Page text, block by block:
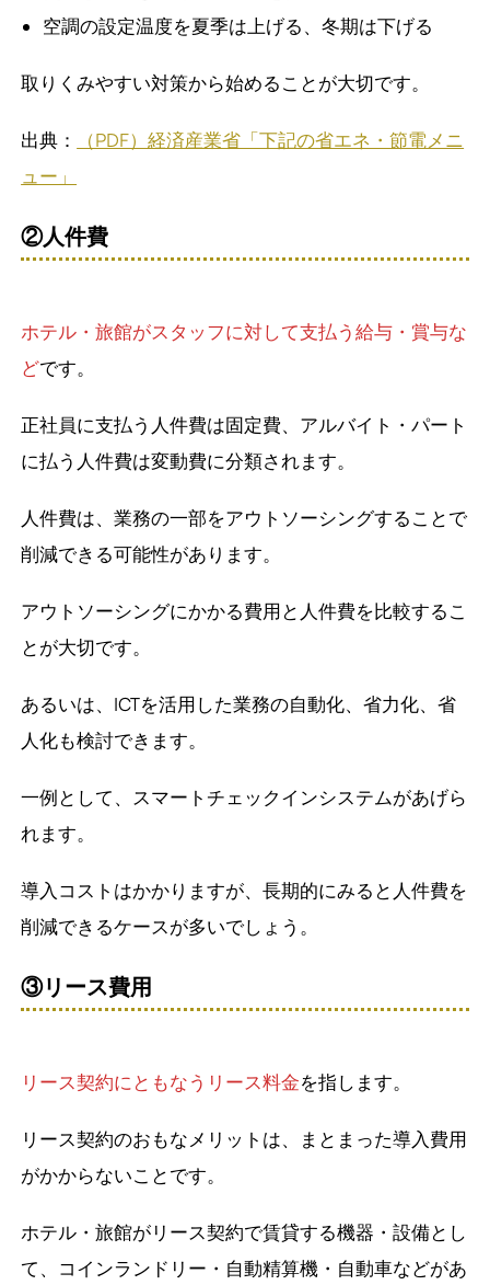
空調の設定温度を夏季は上げる、冬期は下げる
取りくみやすい対策から始めることが大切です。
出典：
（PDF）経済産業省「下記の省エネ・節電メニ
ュー」
②人件費
ホテル・旅館がスタッフに対して支払う給与・賞与な
どです。
正社員に支払う人件費は固定費、アルバイト・パート
に払う人件費は変動費に分類されます。
人件費は、業務の一部をアウトソーシングすることで
削減できる可能性があります。
アウトソーシングにかかる費用と人件費を比較するこ
とが大切です。
あるいは、ICTを活用した業務の自動化、省力化、省
人化も検討できます。
一例として、スマートチェックインシステムがあげら
れます。
導入コストはかかりますが、長期的にみると人件費を
削減できるケースが多いでしょう。
③リース費用
リース契約にともなうリース料金を指します。
リース契約のおもなメリットは、まとまった導入費用
がかからないことです。
ホテル・旅館がリース契約で賃貸する機器・設備とし
て、コインランドリー・自動精算機・自動車などがあ